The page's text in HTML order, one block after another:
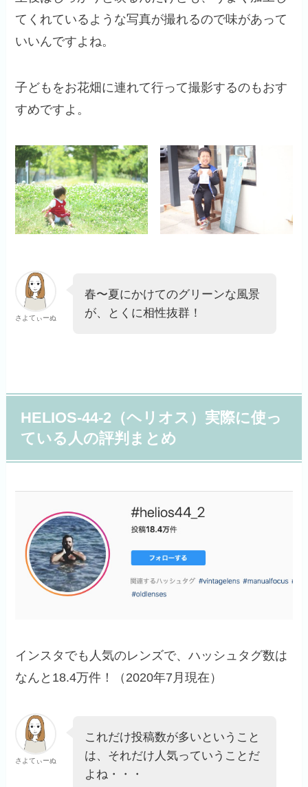
てくれているような写真が撮れるので味があって
いいんですよね。
子どもをお花畑に連れて行って撮影するのもおす
すめですよ。
さよてぃーぬ
春〜夏にかけてのグリーンな風景
が、とくに相性抜群！
HELIOS-44-2（ヘリオス）実際に使っ
ている人の評判まとめ
インスタでも人気のレンズで、ハッシュタグ数は
なんと18.4万件！（2020年7月現在）
さよてぃーぬ
これだけ投稿数が多いということ
は、それだけ人気っていうことだ
よね・・・